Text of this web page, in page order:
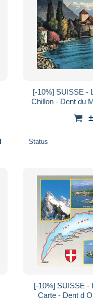
[-10%] SUISSE -
Chillon - Dent du
Status
[-10%] SUISSE -
Carte - Dent d